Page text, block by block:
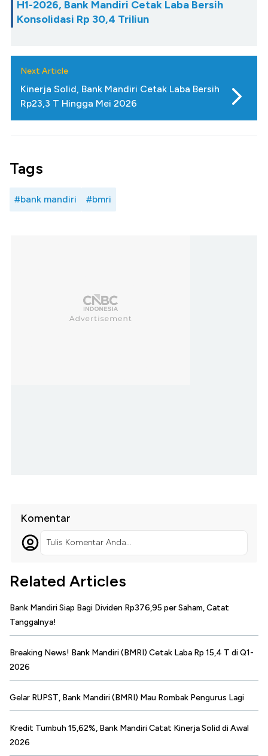
H1-2026, Bank Mandiri Cetak Laba Bersih
Konsolidasi Rp 30,4 Triliun
Next Article
Kinerja Solid, Bank Mandiri Cetak Laba Bersih
Rp23,3 T Hingga Mei 2026
Tags
#bank mandiri #bmri
Komentar
Tulis Komentar Anda...
Related Articles
Bank Mandiri Siap Bagi Dividen Rp376,95 per Saham, Catat
Tanggalnya!
Breaking News! Bank Mandiri (BMRI) Cetak Laba Rp 15,4 T di Q1-
2026
Gelar RUPST, Bank Mandiri (BMRI) Mau Rombak Pengurus Lagi
Kredit Tumbuh 15,62%, Bank Mandiri Catat Kinerja Solid di Awal
2026